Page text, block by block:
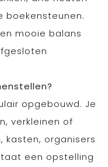
boekensteunen.
mooie balans
opgebouwd. Je
verkleinen of
kasten, organisers
een opstelling